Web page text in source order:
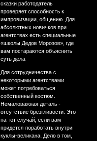
сказки работодатель
проверяет способность к
импровизации, общению. Для
абсолютных новичков при
агентствах есть специальные
«школы Дедов Морозов», где
вам постараются объяснить
суть дела.
Для сотрудничества с
некоторыми агентствами
может потребоваться
собственный костюм.
Немаловажная деталь -
отсутствие брезгливости. Это
на тот случай, если вам
придется поработать внутри
куклы-великана. Дело в том,